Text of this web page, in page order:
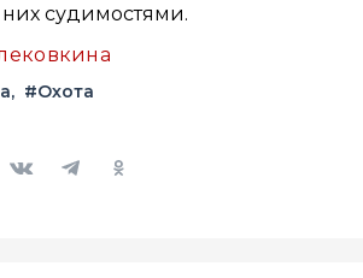
судимостями.
#Охота